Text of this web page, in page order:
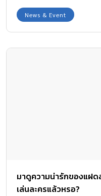
News & Event
มาดูความน่ารักของแฝด
เล่นละครแล้วหรอ?